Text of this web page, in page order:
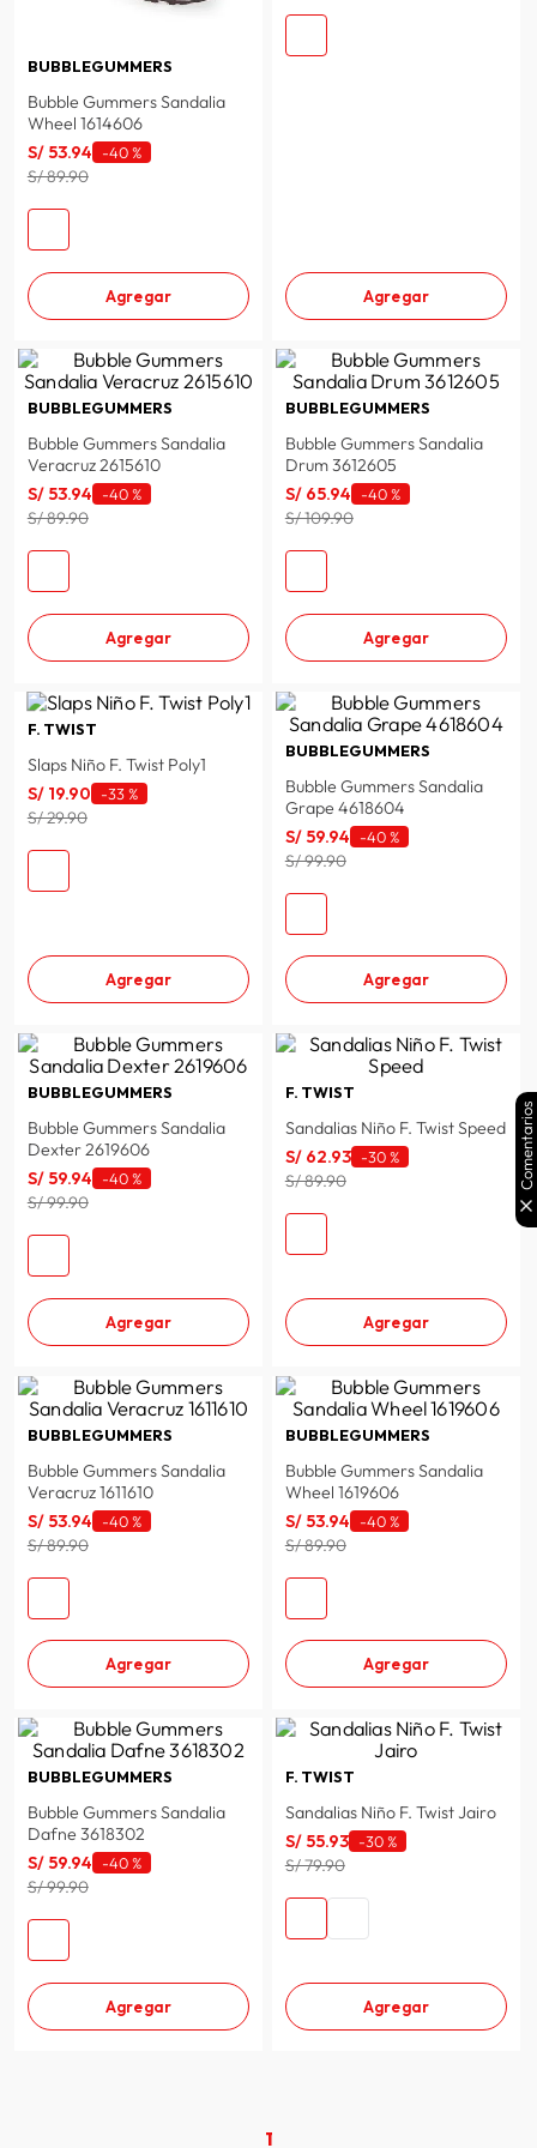
BUBBLEGUMMERS
Bubble Gummers Sandalia
Wheel 1614606
S/ 53.94 -40 %
S/ 89.90
Agregar Agregar
BUBBLEGUMMERS
Bubble Gummers Sandalia
Veracruz 2615610
S/ 53.94 -40 %
S/ 89.90
Agregar
BUBBLEGUMMERS
Bubble Gummers Sandalia
Drum 3612605
S/ 65.94 -40 %
S/ 109.90
Agregar
F. TWIST
Slaps Niño F. Twist Poly1
S/ 19.90 -33 %
S/ 29.90
Agregar
BUBBLEGUMMERS
Bubble Gummers Sandalia
Grape 4618604
S/ 59.94 -40 %
S/ 99.90
Agregar
BUBBLEGUMMERS
Bubble Gummers Sandalia
Dexter 2619606
S/ 59.94 -40 %
S/ 99.90
Agregar
F. TWIST
Sandalias Niño F. Twist Speed
S/ 62.93 -30 %
S/ 89.90
Agregar
BUBBLEGUMMERS
Bubble Gummers Sandalia
Veracruz 1611610
S/ 53.94 -40 %
S/ 89.90
Agregar
BUBBLEGUMMERS
Bubble Gummers Sandalia
Wheel 1619606
S/ 53.94 -40 %
S/ 89.90
Agregar
BUBBLEGUMMERS
Bubble Gummers Sandalia
Dafne 3618302
S/ 59.94 -40 %
S/ 99.90
Agregar
F. TWIST
Sandalias Niño F. Twist Jairo
S/ 55.93 -30 %
S/ 79.90
Agregar
1
Comentarios